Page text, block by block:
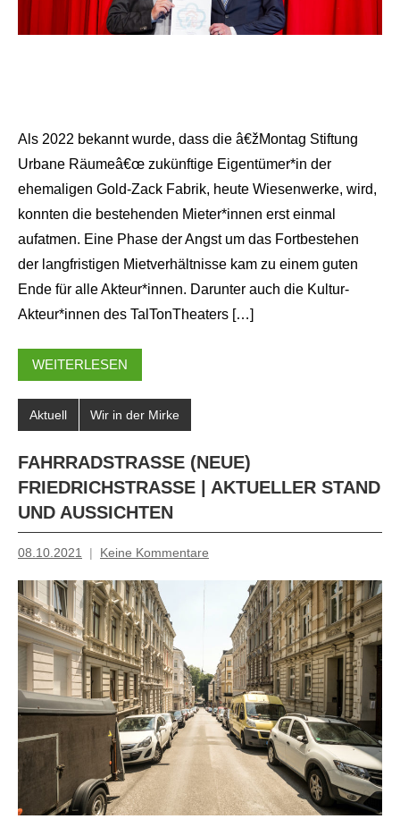
Als 2022 bekannt wurde, dass die â€žMontag Stiftung
Urbane Räumeâ€œ zukünftige Eigentümer*in der
ehemaligen Gold-Zack Fabrik, heute Wiesenwerke, wird,
konnten die bestehenden Mieter*innen erst einmal
aufatmen. Eine Phase der Angst um das Fortbestehen
der langfristigen Mietverhältnisse kam zu einem guten
Ende für alle Akteur*innen. Darunter auch die Kultur-
Akteur*innen des TalTonTheaters […]
WEITERLESEN
Aktuell Wir in der Mirke
FAHRRADSTRASSE (NEUE) F
RIEDRICHSTRASSE | AKTUELLER STAND UN
D AUSSICHTEN
08.10.2021
Mosche
Keine Kommentare